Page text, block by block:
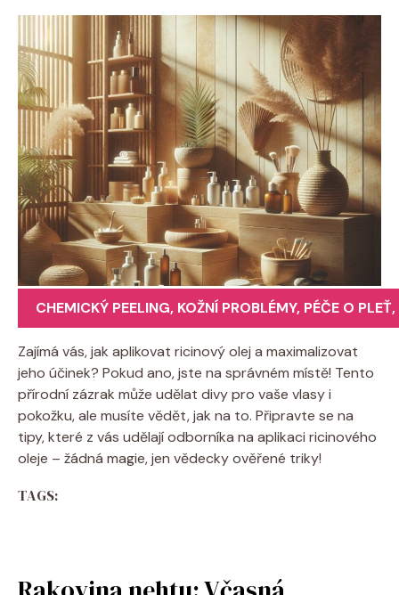
CHEMICKÝ PEELING, KOŽNÍ PROBLÉMY, PÉČE O PLEŤ,
Zajímá vás, jak aplikovat ricinový olej a maximalizovat
jeho účinek? Pokud ano, jste na správném místě! Tento
přírodní zázrak může udělat divy pro vaše vlasy i
pokožku, ale musíte vědět, jak na to. Připravte se na
tipy, které z vás udělají odborníka na aplikaci ricinového
oleje – žádná magie, jen vědecky ověřené triky!
TAGS: